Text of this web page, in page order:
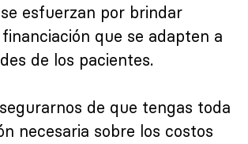
esfuerzan por brindar
que se adapten a
de los pacientes.
de que tengas toda
necesaria sobre los costos